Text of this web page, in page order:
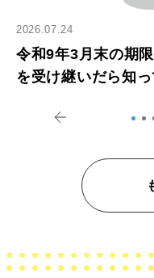
2026.07.24
令和9年3月末の期
を受け継いだら知